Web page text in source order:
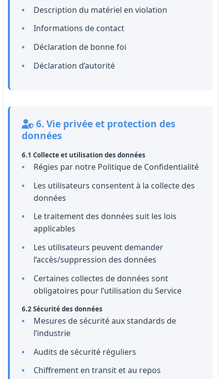
Description du matériel en violation
Informations de contact
Déclaration de bonne foi
Déclaration d’autorité
6. Vie privée et protection des
données
6.1 Collecte et utilisation des données
Régies par notre Politique de Confidentialité
Les utilisateurs consentent à la collecte des
données
Le traitement des données suit les lois
applicables
Les utilisateurs peuvent demander
l’accès/suppression des données
Certaines collectes de données sont
obligatoires pour l’utilisation du Service
6.2 Sécurité des données
Mesures de sécurité aux standards de
l’industrie
Audits de sécurité réguliers
Chiffrement en transit et au repos